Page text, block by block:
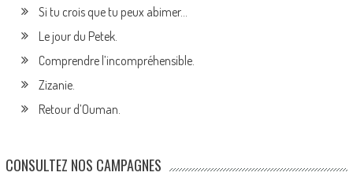
Si tu crois que tu peux abimer…
Le jour du Petek.
Comprendre l’incompréhensible.
Zizanie.
Retour d’Ouman.
CONSULTEZ NOS CAMPAGNES